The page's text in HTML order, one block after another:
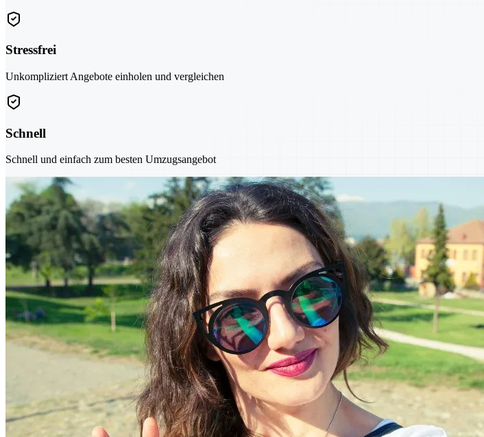
Stressfrei
Unkompliziert Angebote einholen und vergleichen
Schnell
Schnell und einfach zum besten Umzugsangebot